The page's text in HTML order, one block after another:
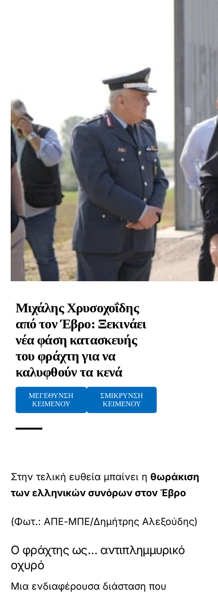
Μιχάλης Χρυσοχοΐδης
από τον Έβρο: Ξεκινάει
νέα φάση κατασκευής
του φράχτη για να
καλυφθούν τα κενά
ΜΕΓΕΘΥΝΣΗ
ΚΕΙΜΕΝΟΥ
ΣΜΙΚΡΥΝΣΗ
ΚΕΙΜΕΝΟΥ
Στην τελική ευθεία μπαίνει η θωράκιση
των ελληνικών συνόρων στον Έβρο
(Φωτ.: ΑΠΕ-ΜΠΕ/Δημήτρης Αλεξούδης)
Ο φράχτης ως… αντιπλημμυρικό
οχυρό
Μια ενδιαφέρουσα διάσταση που